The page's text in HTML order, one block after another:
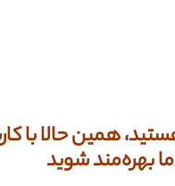
همین حالا با
بهره‌مند شوید